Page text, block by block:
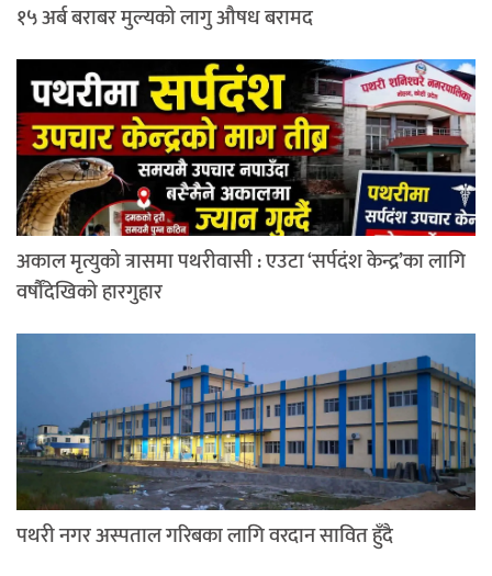
१५ अर्ब बराबर मुल्यको लागु औषध बरामद
अकाल मृत्युको त्रासमा पथरीवासी : एउटा ‘सर्पदंश केन्द्र’का लागि
वर्षौंदेखिको हारगुहार
पथरी नगर अस्पताल गरिबका लागि वरदान सावित हुँदै